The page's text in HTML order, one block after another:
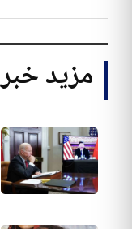
مزید